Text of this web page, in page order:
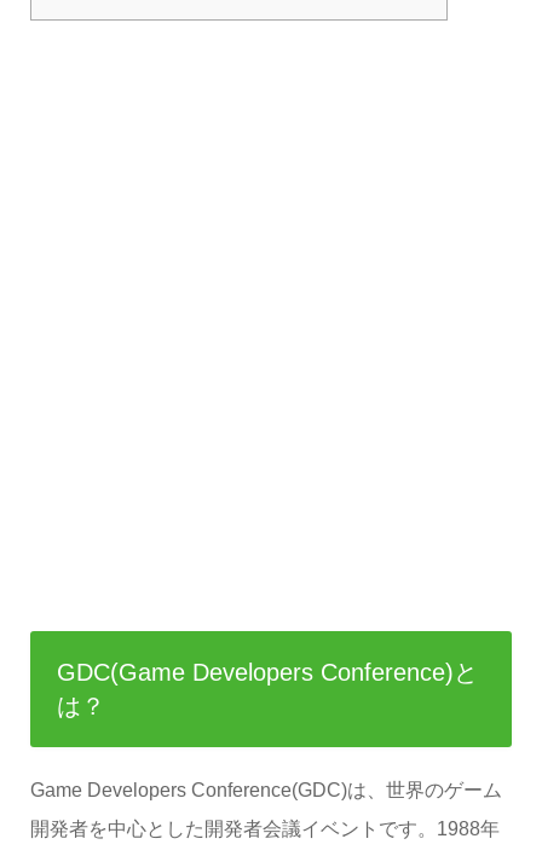
GDC(Game Developers Conference)と
は？
Game Developers Conference(GDC)は、世界のゲーム
開発者を中心とした開発者会議イベントです。1988年